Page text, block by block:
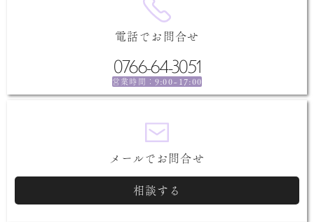
電話でお問合せ
0766-64-3051
営業時間： 9:00~17:00
メールでお問合せ
相談する